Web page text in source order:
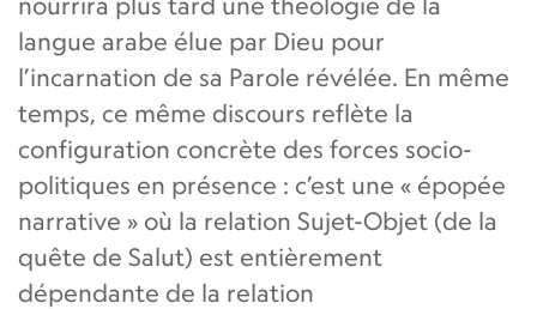
langue arabe élue par Dieu pour
l’incarnation de sa Parole révélée. En même
temps, ce même discours reflète la
configuration concrète des forces socio-
politiques en présence : c’est une « épopée
narrative » où la relation Sujet-Objet (de la
quête de Salut) est entièrement
dépendante de la relation